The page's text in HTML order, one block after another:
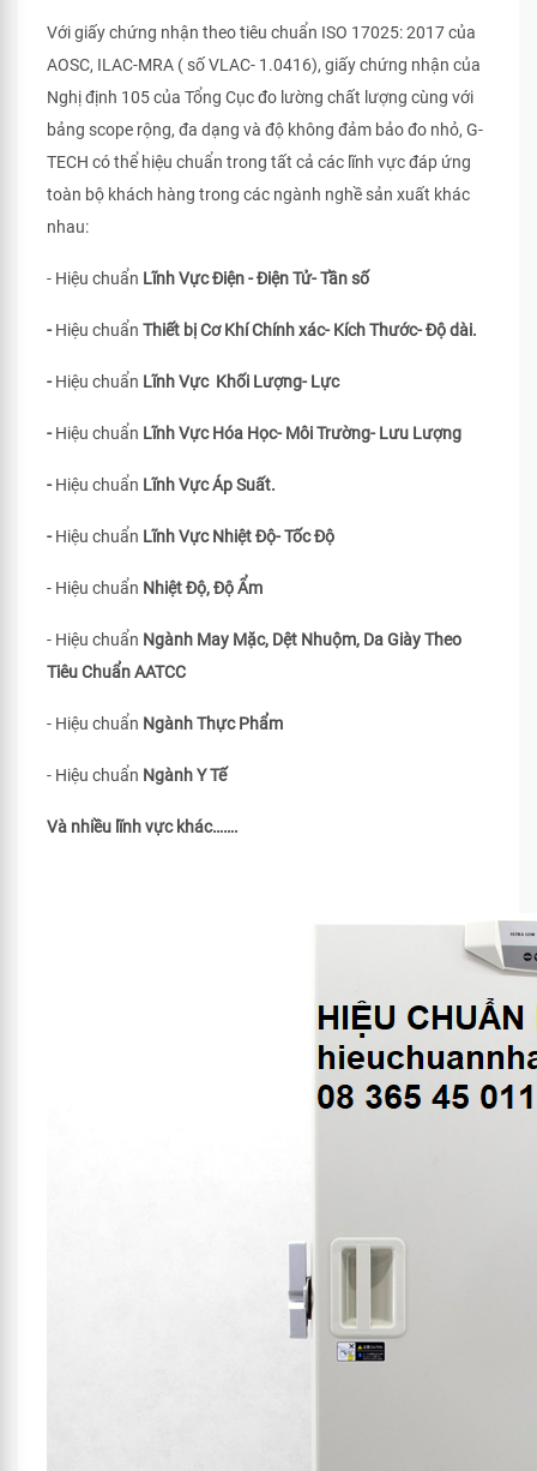
Với giấy chứng nhận theo tiêu chuẩn ISO 17025: 2017 của
AOSC, ILAC-MRA ( số VLAC- 1.0416), giấy chứng nhận của
Nghị định 105 của Tổng Cục đo lường chất lượng cùng với
bảng scope rộng, đa dạng và độ không đảm bảo đo nhỏ, G-
TECH có thể hiệu chuẩn trong tất cả các lĩnh vực đáp ứng
toàn bộ khách hàng trong các ngành nghề sản xuất khác
nhau:
- Hiệu chuẩn Lĩnh Vực Điện - Điện Tử- Tần số
-Hiệu chuẩn Thiết bị Cơ Khí Chính xác- Kích Thước- Độ dài.
-Hiệu chuẩn Lĩnh Vực Khối Lượng- Lực
-Hiệu chuẩn Lĩnh Vực Hóa Học- Môi Trường- Lưu Lượng
-Hiệu chuẩn Lĩnh Vực Áp Suất.
-Hiệu chuẩn Lĩnh Vực Nhiệt Độ- Tốc Độ
- Hiệu chuẩn Nhiệt Độ, Độ Ẩm
- Hiệu chuẩn Ngành May Mặc, Dệt Nhuộm, Da Giày Theo
Tiêu ChuẩnAATCC
- Hiệu chuẩn Ngành Thực Phẩm
- Hiệu chuẩn Ngành Y Tế
Và nhiều lĩnh vực khác…….